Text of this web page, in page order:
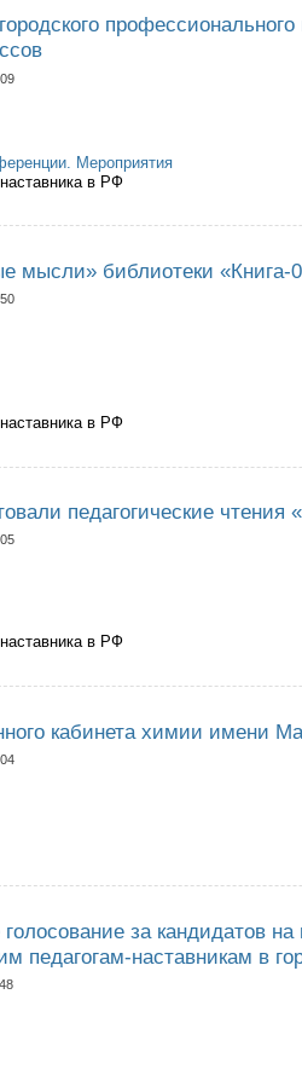
Мероприятия
в РФ
мысли» библиотеки «Книга-
в РФ
педагогические
в РФ
кабинета химии имени
за кандидатов
педагогам-наставникам в